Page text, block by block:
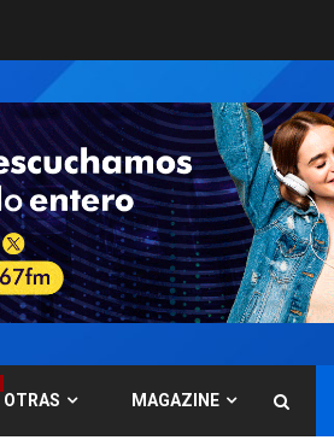
OTRAS MAGAZINE
6
CNP
Libertad
en
7
NACIONALES
regional
primer
Duque